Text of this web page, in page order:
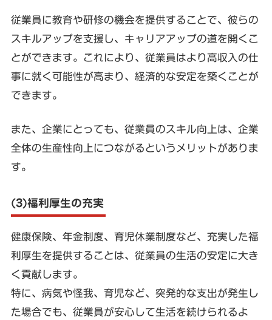
従業員に教育や研修の機会を提供することで、彼らの
スキルアップを支援し、キャリアアップの道を開くこ
とができます。これにより、従業員はより高収入の仕
事に就く可能性が高まり、経済的な安定を築くことが
できます。
また、企業にとっても、従業員のスキル向上は、企業
全体の生産性向上につながるというメリットがありま
す。
(3)福利厚生の充実
健康保険、年金制度、育児休業制度など、充実した福
利厚生を提供することは、従業員の生活の安定に大き
く貢献します。
特に、病気や怪我、育児など、突発的な支出が発生し
た場合でも、従業員が安心して生活を続けられるよ